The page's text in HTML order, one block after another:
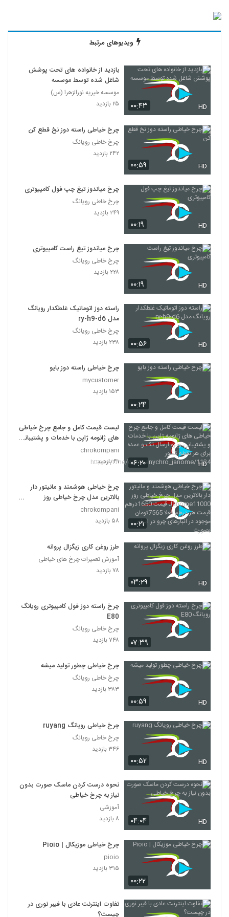
ویدیوهای مرتبط
۰۰:۴۳ HD
بازدید از خانواده های تحت پوشش
شاغل شده توسط موسسه
موسسه خیریه نورالزهرا (س)
۲۵ بازدید
۰۰:۵۹ HD
چرخ خیاطی راسته دوز نخ قطع کن
چرخ خاطی رویانگ
۲۴۲ بازدید
۰۰:۱۹ HD
چرخ میاندوز تیغ چپ فول کامپیوتری
چرخ خاطی رویانگ
۲۴۹ بازدید
۰۰:۱۹ HD
چرخ میاندوز تیغ راست کامپیوتری
چرخ خاطی رویانگ
۲۲۸ بازدید
۰۰:۵۶ HD
راسته دوز اتوماتیک غلطکدار رویانگ
مدل ry-h9-d6
چرخ خاطی رویانگ
۲۳۸ بازدید
۰۰:۲۴
چرخ خیاطی راسته دوز بایو
mycustomer
۱۵۳ بازدید
۰۶:۲۰ HD
لیست قیمت کامل و جامع چرخ خیاطی
های ژانومه ژاپن با خدمات و پشتیبانی
ویژه ارسال تک و عمده برای هر نقطه
کشور
https://t.me/companychro_ja
chrokompani
۴۱ بازدید
۰۰:۲۱
چرخ خیاطی هوشمند و مانیتور دار
بالاترین مدل چرخ خیاطی روز
chrokompani
۵۸ بازدید
۰۳:۲۹ HD
طرز روغن کاری زیگزال پروانه
آموزش تعمیرات چرخ های خیاطی
۷۸ بازدید
۰۷:۳۹
چرخ راسته دوز فول کامپیوتری رویانگ
E80
چرخ خاطی رویانگ
۷۴۸ بازدید
۰۰:۵۹ HD
چرخ خیاطی چطور تولید میشه
چرخ خاطی رویانگ
۳۸۳ بازدید
۰۰:۵۲ HD
چرخ خیاطی رویانگ ruyang
چرخ خاطی رویانگ
۳۴۶ بازدید
۰۴:۰۴ HD
نحوه درست کردن ماسک صورت بدون
نیاز به چرخ خیاطی
آموزشی
۸ بازدید
۰۰:۲۲
چرخ خیاطی موزیکال | Pioio
pioio
۳۱۵ بازدید
تفاوت اینترنت عادی با فیبر نوری در
چیست؟